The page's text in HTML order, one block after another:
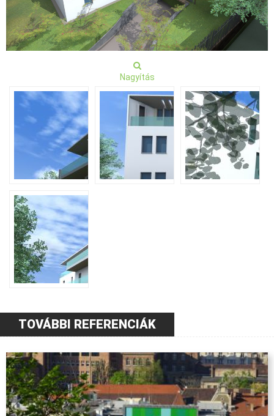
Nagyítás
TOVÁBBI REFERENCIÁK